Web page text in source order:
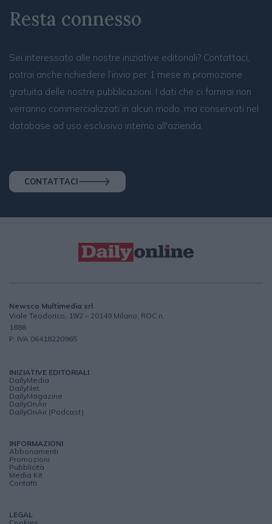
Resta connesso
Sei interessato alle nostre iniziative editoriali? Contattaci,
potrai anche richiedere l’invio per 1 mese in promozione
gratuita delle nostre pubblicazioni. I dati che ci fornirai non
verranno commercializzati in alcun modo, ma conservati nel
database ad uso esclusivo interno all'azienda.
CONTATTACI
Newsco Multimedia srl
Viale Teodorico, 19/2 – 20149 Milano, ROC n.
1886
P. IVA 06418220965
INIZIATIVE EDITORIALI
DailyMedia
DailyNet
DailyMagazine
DailyOnAir
DailyOnAir (Podcast)
INFORMAZIONI
Abbonamenti
Promozioni
Pubblicità
Media Kit
Contatti
LEGAL